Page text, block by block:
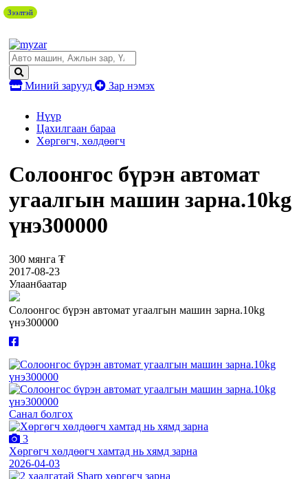
Миний зарууд Зар нэмэх
Нүүр
Цахилгаан бараа
Хөргөгч, хөлдөөгч
Солоонгос бүрэн автомат
угаалгын машин зарна.10kg
үнэ300000
300 мянга ₮
2017-08-23
Улаанбаатар
Солоонгос бүрэн автомат угаалгын машин зарна.10kg
үнэ300000
Санал болгох
3
Хөргөгч хөлдөөгч хамтад нь хямд зарна
2026-04-03
Зээлтэй